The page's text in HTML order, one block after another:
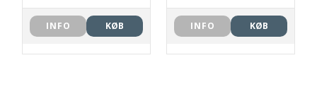
INFO KØB INFO KØB